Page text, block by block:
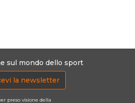
sul mondo dello sport
la newsletter
preso visione della